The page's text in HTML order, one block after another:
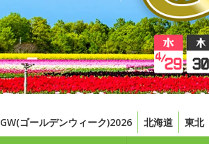
GW(ゴールデンウィーク)2026 北海道 東北